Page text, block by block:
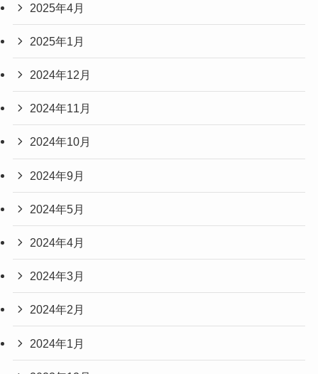
2025年4月
2025年1月
2024年12月
2024年11月
2024年10月
2024年9月
2024年5月
2024年4月
2024年3月
2024年2月
2024年1月